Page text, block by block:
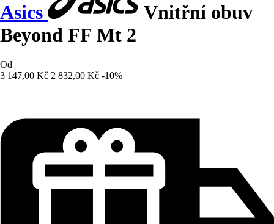
Asics
Vnitřní obuv
Beyond FF Mt 2
Od
3 147,00 Kč 2 832,00 Kč -10%